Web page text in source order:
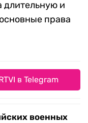
длительную и
права
в Telegram
военных